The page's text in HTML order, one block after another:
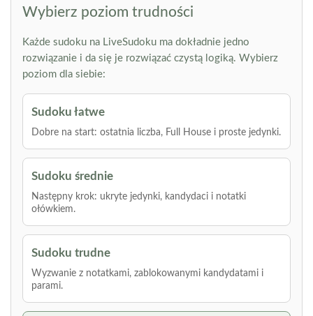
Wybierz poziom trudności
Każde sudoku na LiveSudoku ma dokładnie jedno
rozwiązanie i da się je rozwiązać czystą logiką. Wybierz
poziom dla siebie:
Sudoku łatwe
Dobre na start: ostatnia liczba, Full House i proste jedynki.
Sudoku średnie
Następny krok: ukryte jedynki, kandydaci i notatki
ołówkiem.
Sudoku trudne
Wyzwanie z notatkami, zablokowanymi kandydatami i
parami.